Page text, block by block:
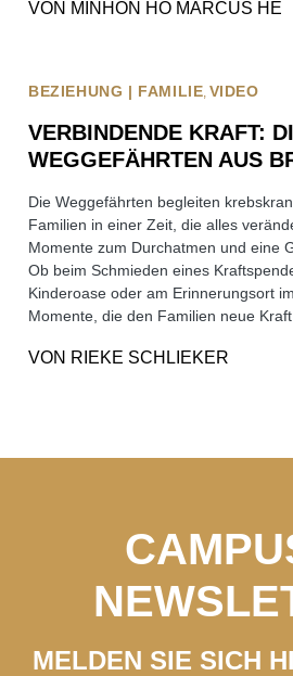
VON MINHON HO MARCUS HE
BEZIEHUNG | FAMILIE VIDEO
VERBINDENDE KRAFT:
WEGGEFÄHRTEN AUS
Die Weggefährten begleiten
Familien in einer Zeit, die alles
Momente zum Durchatmen und eine
Ob beim Schmieden eines
Kinderoase oder am Erinnerungsort
Momente, die den Familien neue Kraft
VON RIEKE SCHLIEKER
MELDEN SIE SICH